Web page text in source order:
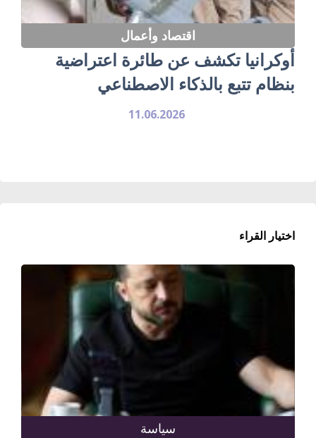
اقتصاد وأعمال
أوكرانيا تكشف عن طائرة اعتراضية
بنظام تتبع بالذكاء الاصطناعي
11.06.2026
اختيار القراء
سياسة